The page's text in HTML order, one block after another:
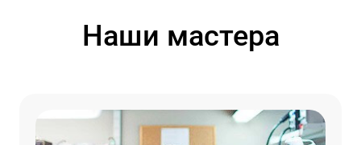
Наши мастера